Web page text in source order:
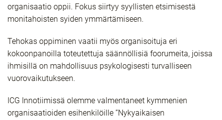
organisaatio oppii. Fokus siirtyy syyllisten etsimisestä
monitahoisten syiden ymmärtämiseen.
Tehokas oppiminen vaatii myös organisoituja eri
kokoonpanoilla toteutettuja säännöllisiä foorumeita, joissa
ihmisillä on mahdollisuus psykologisesti turvalliseen
vuorovaikutukseen.
ICG Innotiimissä olemme valmentaneet kymmenien
organisaatioiden esihenkilöille ”Nykyaikaisen